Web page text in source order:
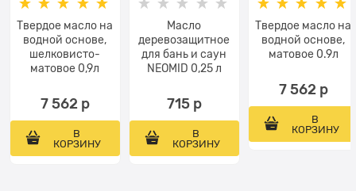
Твердое масло на
водной основе,
шелковисто-
матовое 0,9л
7 562 р
В
КОРЗИНУ
Масло
деревозащитное
для бань и саун
NEOMID 0,25 л
715 р
В
КОРЗИНУ
Твердое масло на
водной основе,
матовое 0.9л
7 562 р
В
КОРЗИНУ